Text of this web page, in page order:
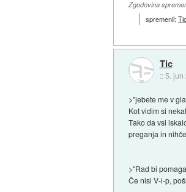
Zgodovina
spremenil:
Tic
:: 5. jun
>"jebete me v
Kot vidim si
Tako da vsi
preganja in
>"Rad bi
Če nisi V-i-p,